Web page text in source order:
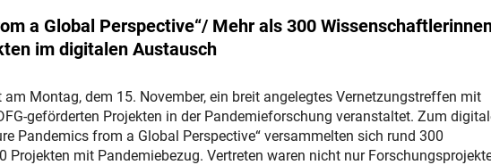
a Global Perspective“/ Mehr als 300
im digitalen Austausch
Montag, dem 15. November, ein breit angelegtes Vernetzungstreffen mit
geförderten Projekten in der Pandemieforschung veranstaltet. Zum
Pandemics from a Global Perspective“ versammelten sich rund 300
mit Pandemiebezug. Vertreten waren nicht nur